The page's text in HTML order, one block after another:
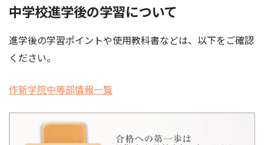
中学校進学後の学習について
進学後の学習ポイントや使用教科書などは、以下をご確認
ください。
作新学院中等部情報一覧